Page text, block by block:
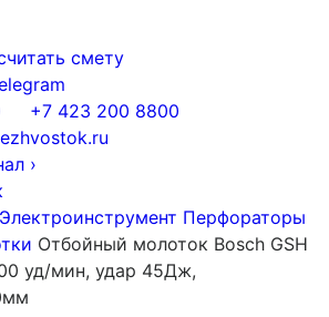
смету
+7 423 200 8800
›
Электроинструмент Перфораторы
Отбойный молоток Bosch GSH
уд/мин, удар 45Дж,